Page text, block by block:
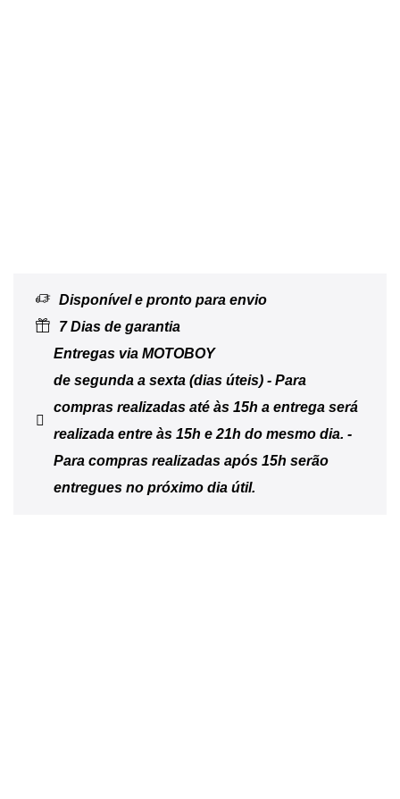
Disponível e pronto para envio
7 Dias de garantia
Entregas via MOTOBOY
de segunda a sexta (dias úteis) - Para
compras realizadas até às 15h a entrega será
realizada entre às 15h e 21h do mesmo dia. -
Para compras realizadas após 15h serão
entregues no próximo dia útil.